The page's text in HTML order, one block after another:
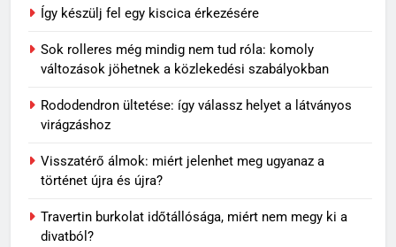
Így készülj fel egy kiscica érkezésére
Sok rolleres még mindig nem tud róla: komoly
változások jöhetnek a közlekedési szabályokban
Rododendron ültetése: így válassz helyet a látványos
virágzáshoz
Visszatérő álmok: miért jelenhet meg ugyanaz a
történet újra és újra?
Travertin burkolat időtállósága, miért nem megy ki a
divatból?